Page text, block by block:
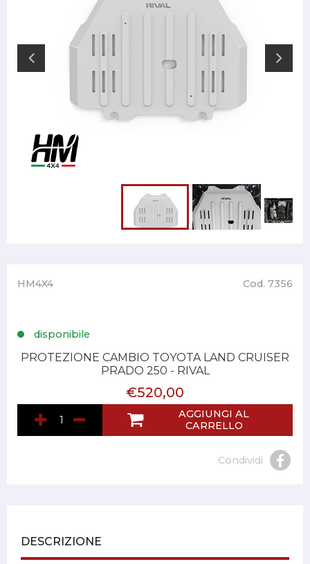
HM4X4 Cod. 7356
disponibile
PROTEZIONE CAMBIO TOYOTA LAND CRUISER
PRADO 250 - RIVAL
€520,00
AGGIUNGI AL
CARRELLO
Condividi
DESCRIZIONE